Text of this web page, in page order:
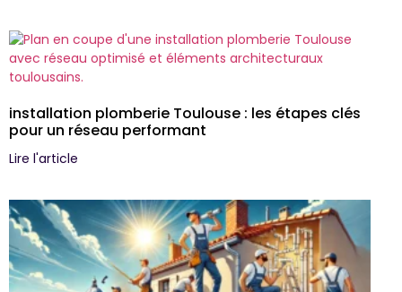
installation plomberie Toulouse : les étapes clés
pour un réseau performant
Lire l'article